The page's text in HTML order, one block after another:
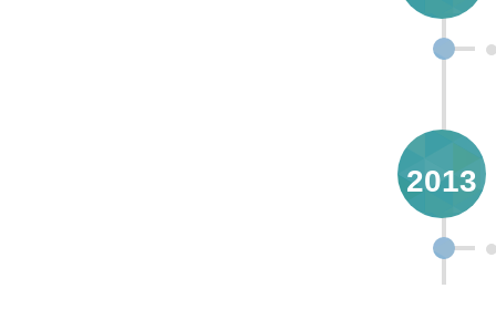
2013